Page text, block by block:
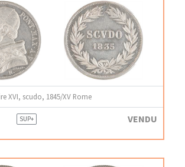
XVI, scudo, 1845/XV Rome
SUP+ VENDU